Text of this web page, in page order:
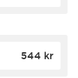
544 kr